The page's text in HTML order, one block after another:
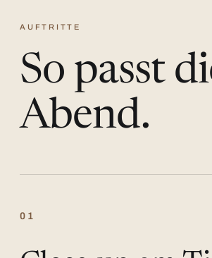
AUFTRITTE
So passt
Abend.
01